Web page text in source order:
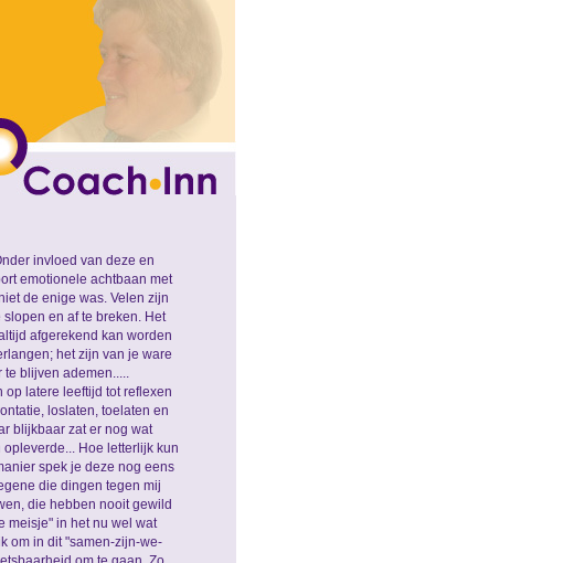
invloed van deze en
emotionele achtbaan met
de enige was. Velen zijn
en af te breken. Het
afgerekend kan worden
het zijn van je ware
te blijven ademen.....
op latere leeftijd tot reflexen
loslaten, toelaten en
blijkbaar zat er nog wat
Hoe letterlijk kun
spek je deze nog eens
die dingen tegen mij
die hebben nooit gewild
meisje" in het nu wel wat
om in dit "samen-zijn-we-